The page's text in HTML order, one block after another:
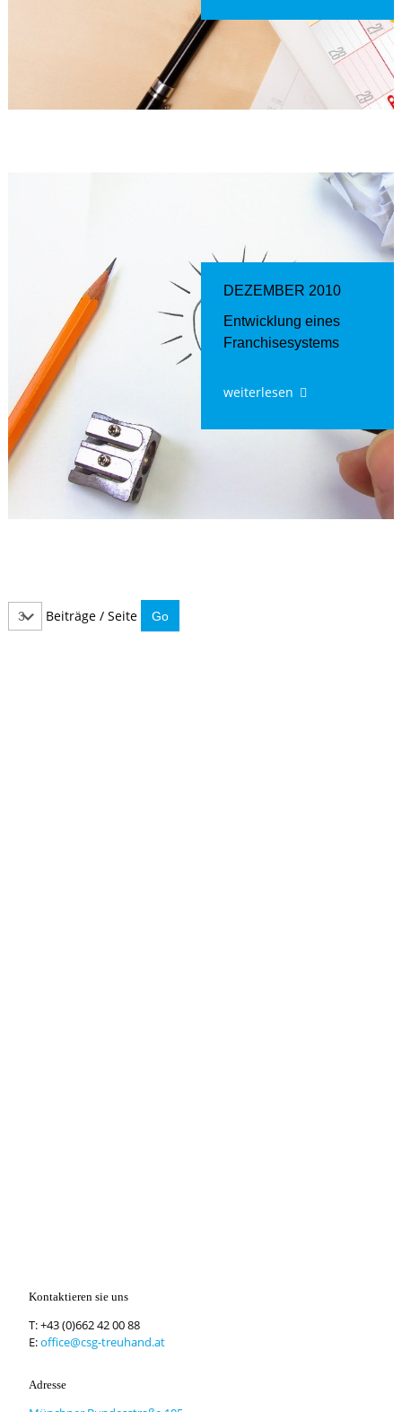
DEZEMBER 2010
Entwicklung eines
Franchisesystems
weiterlesen
Beiträge / Seite
Kontaktieren sie uns
T:+43 (0)662 42 00 88
E:office@csg-treuhand.at
Adresse